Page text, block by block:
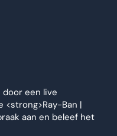
door een live
Ban |
aan en beleef het